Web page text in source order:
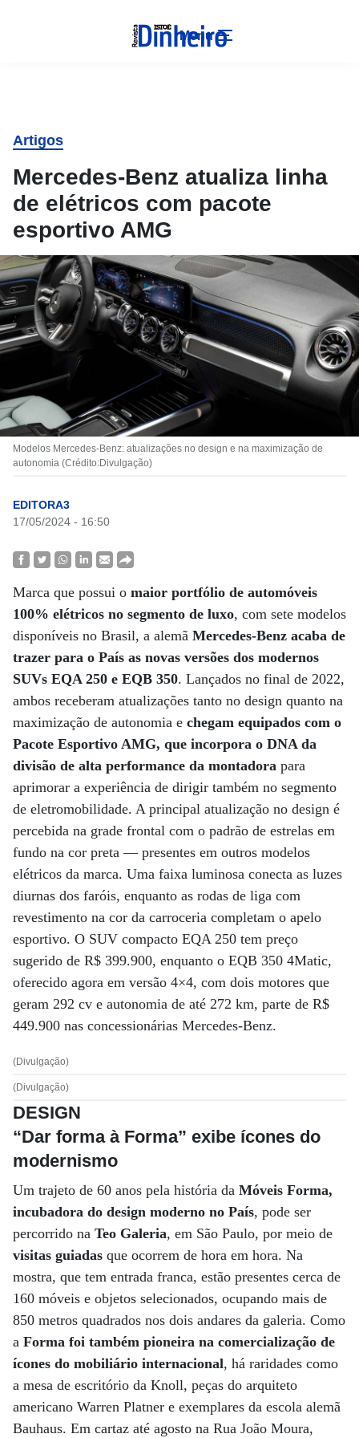
Menu
Artigos
Mercedes-Benz atualiza linha
de elétricos com pacote
esportivo AMG
Modelos Mercedes-Benz: atualizações no design e na maximização de
autonomia (Crédito:Divulgação)
EDITORA3
17/05/2024 - 16:50
Marca que possui o maior portfólio de automóveis
100% elétricos no segmento de luxo, com sete modelos
disponíveis no Brasil, a alemã Mercedes-Benz acaba de
trazer para o País as novas versões dos modernos
SUVs EQA 250 e EQB 350. Lançados no final de 2022,
ambos receberam atualizações tanto no design quanto na
maximização de autonomia e chegam equipados com o
Pacote Esportivo AMG, que incorpora o DNA da
divisão de alta performance da montadora para
aprimorar a experiência de dirigir também no segmento
de eletromobilidade. A principal atualização no design é
percebida na grade frontal com o padrão de estrelas em
fundo na cor preta ­— presentes em outros modelos
elétricos da marca. Uma faixa luminosa conecta as luzes
diurnas dos faróis, enquanto as rodas de liga com
revestimento na cor da carroceria completam o apelo
esportivo. O SUV compacto EQA 250 tem preço
sugerido de R$ 399.900, enquanto o EQB 350 4Matic,
oferecido agora em versão 4×4, com dois motores que
geram 292 cv e autonomia de até 272 km, parte de R$
449.900 nas concessionárias Mercedes-Benz.
(Divulgação)
(Divulgação)
DESIGN
“Dar forma à Forma” exibe ícones do
modernismo
Um trajeto de 60 anos pela história da Móveis Forma,
incubadora do design moderno no País, pode ser
percorrido na Teo Galeria, em São Paulo, por meio de
visitas guiadas que ocorrem de hora em hora. Na
mostra, que tem entrada franca, estão presentes cerca de
160 móveis e objetos selecionados, ocupando mais de
850 metros quadrados nos dois andares da galeria. Como
a Forma foi também pioneira na comercialização de
ícones do mobiliário internacional, há raridades como
a mesa de escritório da Knoll, peças do arquiteto
americano Warren Platner e exemplares da escola alemã
Bauhaus. Em cartaz até agosto na Rua João Moura,